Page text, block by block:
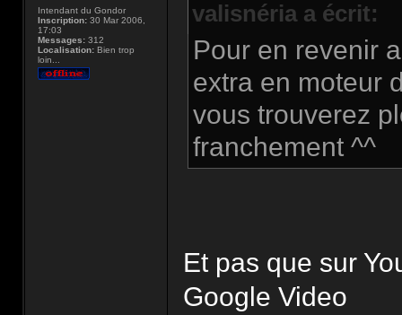
Intendant du Gondor
Inscription: 30 Mar 2006,
17:03
Messages: 312
Localisation: Bien trop
loin...
valisnéria a écrit:
Pour en revenir
extra en moteur
vous trouverez
franchement ^^
Et pas que sur
Google Video